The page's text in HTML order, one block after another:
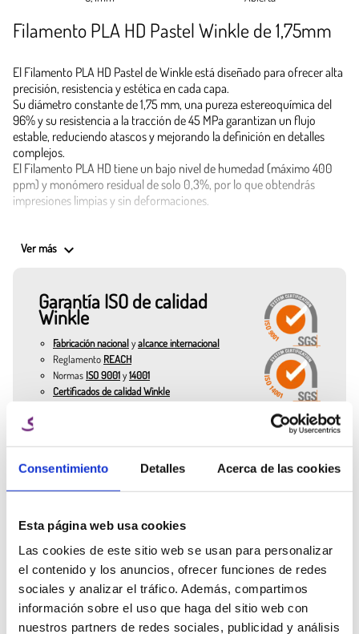
Consentimiento Detalles Acerca de las cookies
Esta página web usa cookies
Las cookies de este sitio web se usan para personalizar
el contenido y los anuncios, ofrecer funciones de redes
sociales y analizar el tráfico. Además, compartimos
información sobre el uso que haga del sitio web con
nuestros partners de redes sociales, publicidad y análisis
Filamento PLA HD Pastel Winkle de 1,75mm
El Filamento PLA HD Pastel de Winkle está diseñado para ofrecer alta
precisión, resistencia y estética en cada capa.
Su diámetro constante de 1,75 mm, una pureza estereoquímica del
96% y su resistencia a la tracción de 45 MPa garantizan un flujo
estable, reduciendo atascos y mejorando la definición en detalles
complejos.
El Filamento PLA HD tiene un bajo nivel de humedad (máximo 400
ppm) y monómero residual de solo 0,3%, por lo que obtendrás
impresiones limpias y sin deformaciones.
Perfecto para prototipos 3D, piezas decorativas, accesorios
Si buscas comprar Filamento PLA HD con excelente rendimiento y
acabado profesional, este es el mejor filamento para tus impresiones
3D más exigentes.
Colores disponibles en el PLA HD Pastel de 1.75 mm:
Cúrcuma: intenso y cálido, ideal para piezas con personalidad
marcada.
Amarillo Plátano: delicado y sutil, perfecto para juguetes o elementos
Azul Nube: suave y relajante, muy usado en maquetas y elementos
decorativos.
tecnológicos.
Rosa Algodón de Azúcar: dulce y sofisticado, ideal para bisutería y
figuras decorativas.
Compatible con la mayoría de impresoras 3D gracias a su rango de
impresión (190–230 ºC en nozzle y 50–70 ºC en cama). El Filamento
PLA de 1.75 mm de Winkle es sinónimo de estabilidad, calidad y
Ver más keyboard_arrow_down
Garantía ISO de calidad
Winkle
Fabricación nacionalyalcance internacional
Reglamento REACH
Normas ISO 9001y14001
Certificados de calidad Winkle
¿Necesitas ayuda
de un experto?
recibe ayuda experta para
mejorar tus resultados 3D
Ana Manchado
Key Account Manager
(+34) 666 31 83 92